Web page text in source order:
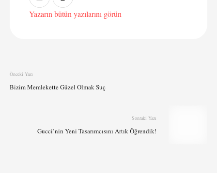
Yazarın bütün yazılarını görün
Önceki Yazı
Bizim Memlekette Güzel Olmak Suç
Sonraki Yazı
Gucci’nin Yeni Tasarımcısını Artık Öğrendik!